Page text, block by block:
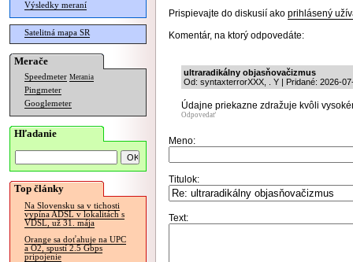
Výsledky meraní
Satelitná mapa SR
Merače
Speedmeter Merania
Pingmeter
Googlemeter
Hľadanie
Top články
Na Slovensku sa v tichosti
vypína ADSL v lokalitách s
VDSL, už 31. mája
Orange sa doťahuje na UPC
a O2, spustí 2.5 Gbps
pripojenie
Prispievajte do diskusií ako prihlásený
Komentár, na ktorý odpovedáte:
ultraradikálny objasňovačizmus
Od: syntaxterrorXXX, . Y | Pridané: 2026-
Údajne priekazne zdražuje kvôli
Odpovedať
Meno:
Titulok:
Text: